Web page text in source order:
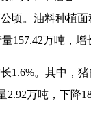
顷。油料种植面
量157.42万吨，增
1.6%。其中，
2.92万吨，下降